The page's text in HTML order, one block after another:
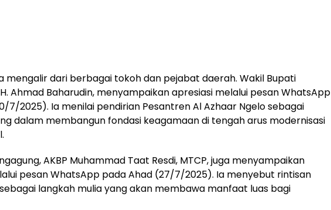
mengalir dari berbagai tokoh dan pejabat daerah. Wakil Bupati
Ahmad Baharudin, menyampaikan apresiasi melalui pesan WhatsApp
7/2025). Ia menilai pendirian Pesantren Al Azhaar Ngelo sebagai
dalam membangun fondasi keagamaan di tengah arus modernisasi
AKBP Muhammad Taat Resdi, MTCP, juga menyampaikan
pesan WhatsApp pada Ahad (27/7/2025). Ia menyebut rintisan
langkah mulia yang akan membawa manfaat luas bagi